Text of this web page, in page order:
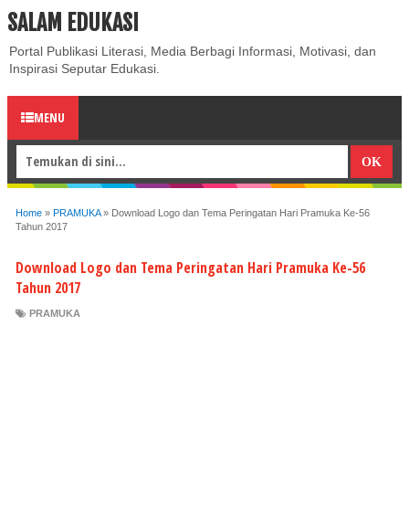
ABOUT CONTACT US
SALAM EDUKASI
Portal Publikasi Literasi, Media Berbagi Informasi, Motivasi, dan
Inspirasi Seputar Edukasi.
MENU
Home » PRAMUKA» Download Logo dan Tema Peringatan Hari Pramuka Ke-56
Tahun 2017
Download Logo dan Tema Peringatan Hari Pramuka Ke-56
Tahun 2017
PRAMUKA